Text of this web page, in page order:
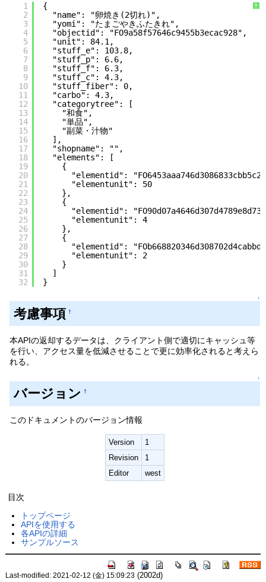
?
1
2
3
4
5
6
7
8
9
10
11
12
13
14
15
16
17
18
19
20
21
22
23
24
25
26
27
28
29
30
31
32
{
"name": "卵焼き(2切れ)",
"yomi": "たまごやきふたきれ",
"objectid": "FO9a58f57646c9455b3ecac928",
"unit": 84.1,
"stuff_e": 103.8,
"stuff_p": 6.6,
"stuff_f": 6.3,
"stuff_c": 4.3,
"stuff_fiber": 0,
"carbo": 4.3,
"categorytree": [
"和食",
"単品",
"副菜・汁物"
],
"shopname": "",
"elements": [
{
"elementid":
"elementunit": 50
},
{
"elementid":
"elementunit": 4
},
{
"elementid":
"elementunit": 2
}
]
}
↑
考慮事項 †
本APIの返却するデータは、クライアント側で適切にキャッシュ等
を行い、アクセス量を低減させることで更に効率化されると考えら
れる。
↑
バージョン †
このドキュメントのバージョン情報
Version
1
Revision
1
Editor
west
目次
トップページ
APIを使用する
各APIの詳細
サンプルソース
Last-modified: 2021-02-12 (金) 15:09:23(2002d)